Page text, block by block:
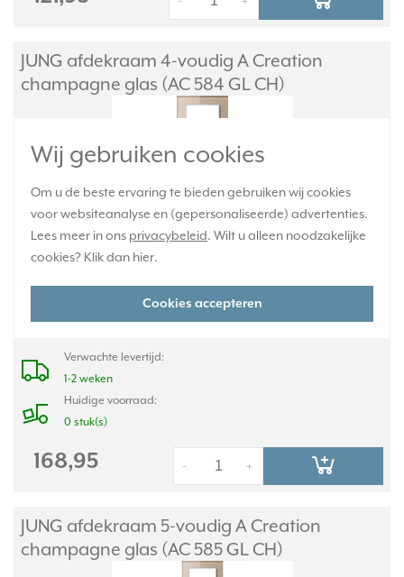
Wij gebruiken cookies
Om u de beste ervaring te bieden gebruiken wij cookies
voor websiteanalyse en (gepersonaliseerde) advertenties.
Lees meer in ons privacybeleid. Wilt u alleen noodzakelijke
cookies? Klik dan hier.
Cookies accepteren
JUNG afdekraam 4-voudig A Creation
champagne glas (AC 584 GL CH)
Glazen afdekraam 4-voudig A-creation champagne. Afm. 84 x 297
x 10 mm. Voor horizontale en verticale montage.Meer informatie »
Verwachte levertijd:
1-2 weken
Huidige voorraad:
0 stuk(s)
168,95 +
-
JUNG afdekraam 5-voudig A Creation
champagne glas (AC 585 GL CH)